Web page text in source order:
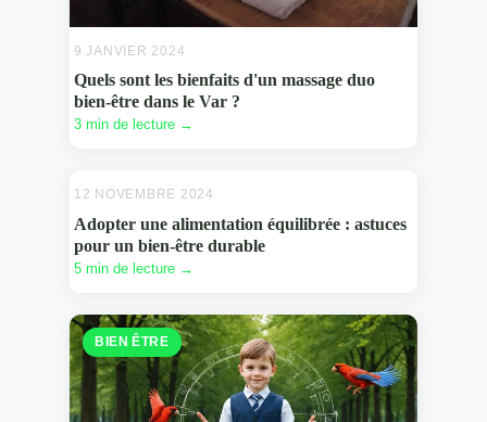
9 JANVIER 2024
Quels sont les bienfaits d'un massage duo
bien-être dans le Var ?
3 min de lecture →
BIEN ÊTRE
12 NOVEMBRE 2024
Adopter une alimentation équilibrée : astuces
pour un bien-être durable
5 min de lecture →
BIEN ÊTRE